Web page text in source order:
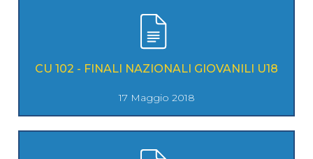
CU 102 - FINALI NAZIONALI GIOVANILI U18
17 Maggio 2018